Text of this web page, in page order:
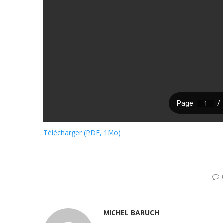
Télécharger (PDF, 1Mo)
MICHEL BARUCH